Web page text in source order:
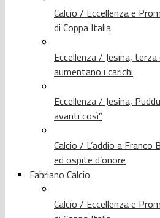
Calcio / Eccellenza e
di Coppa Italia
Eccellenza / Jesina,
aumentano i carichi
Eccellenza / Jesina,
avanti così”
Calcio / L’addio a Franco
ed ospite d’onore
Fabriano Calcio
Calcio / Eccellenza e